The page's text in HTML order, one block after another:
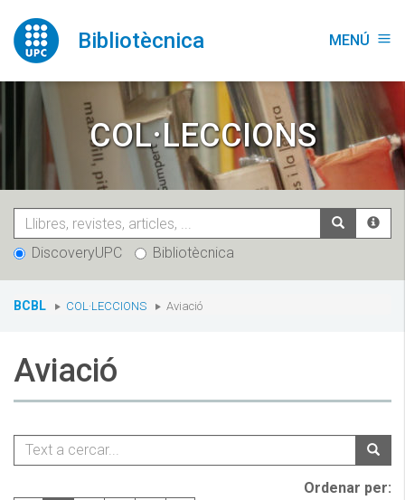
contingut
Bibliotècnica MENÚ menu
COL·LECCIONS
DiscoveryUPC Bibliotècnica
You
BCBL COL·LECCIONS Aviació
Aviació
Ordenar per: